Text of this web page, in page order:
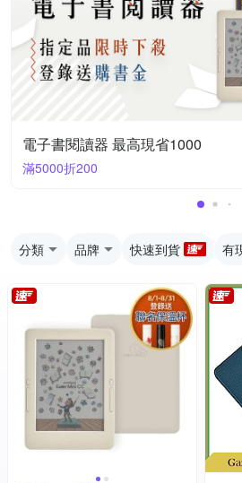
電子書閱讀器 最高現省1000
滿5000折200
分類 品牌 快速到貨 有